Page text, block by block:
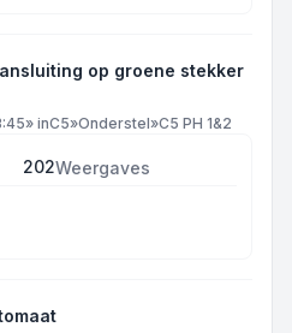
op groene stekker
» inC5»Onderstel»C5 PH 1&2
202Weergaves